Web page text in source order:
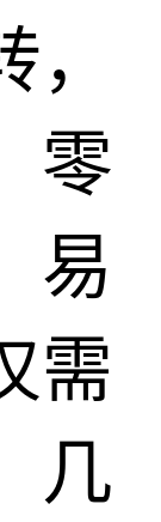
零
易
需
几